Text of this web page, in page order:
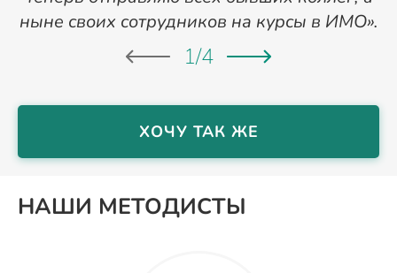
ныне своих сотрудников на курсы в ИМО».
1/4
ХОЧУ ТАК ЖЕ
НАШИ МЕТОДИСТЫ